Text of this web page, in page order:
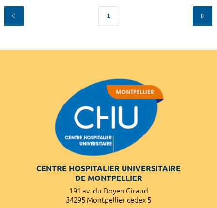
1
CENTRE HOSPITALIER UNIVERSITAIRE
DE MONTPELLIER
191 av. du Doyen Giraud
34295 Montpellier cedex 5